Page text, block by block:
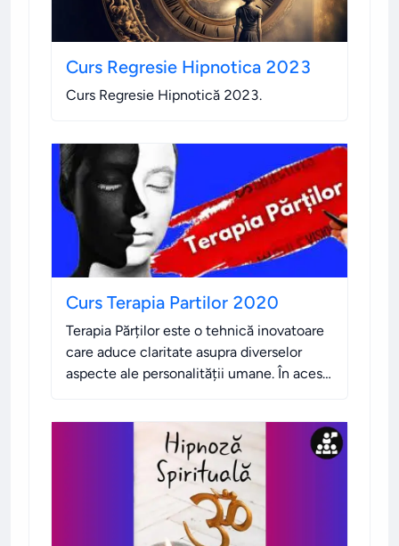
Curs Regresie Hipnotica 2023
Curs Regresie Hipnotică 2023.
Curs Terapia Partilor 2020
Terapia Părților este o tehnică inovatoare
care aduce claritate asupra diverselor
aspecte ale personalității umane. În acest
emoțiile și deciziile.